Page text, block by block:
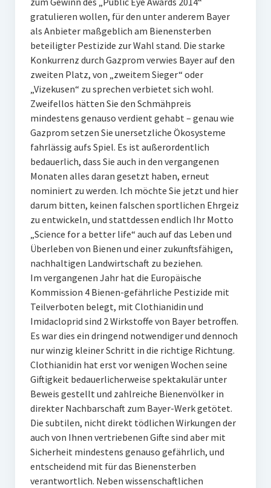
gratulieren wollen, für den unter anderem Bayer
als Anbieter maßgeblich am Bienensterben
beteiligter Pestizide zur Wahl stand. Die starke
Konkurrenz durch Gazprom verwies Bayer auf den
zweiten Platz, von „zweitem Sieger“ oder
„Vizekusen“ zu sprechen verbietet sich wohl.
Zweifellos hätten Sie den Schmähpreis
mindestens genauso verdient gehabt – genau wie
Gazprom setzen Sie unersetzliche Ökosysteme
fahrlässig aufs Spiel. Es ist außerordentlich
bedauerlich, dass Sie auch in den vergangenen
Monaten alles daran gesetzt haben, erneut
nominiert zu werden. Ich möchte Sie jetzt und hier
darum bitten, keinen falschen sportlichen Ehrgeiz
zu entwickeln, und stattdessen endlich Ihr Motto
„Science for a better life“ auch auf das Leben und
Überleben von Bienen und einer zukunftsfähigen,
nachhaltigen Landwirtschaft zu beziehen.
Im vergangenen Jahr hat die Europäische
Kommission 4 Bienen-gefährliche Pestizide mit
Teilverboten belegt, mit Clothianidin und
Imidacloprid sind 2 Wirkstoffe von Bayer betroffen.
Es war dies ein dringend notwendiger und dennoch
nur winzig kleiner Schritt in die richtige Richtung.
Clothianidin hat erst vor wenigen Wochen seine
Giftigkeit bedauerlicherweise spektakulär unter
Beweis gestellt und zahlreiche Bienenvölker in
direkter Nachbarschaft zum Bayer-Werk getötet.
Die subtilen, nicht direkt tödlichen Wirkungen der
auch von Ihnen vertriebenen Gifte sind aber mit
Sicherheit mindestens genauso gefährlich, und
entscheidend mit für das Bienensterben
verantwortlich. Neben wissenschaftlichen